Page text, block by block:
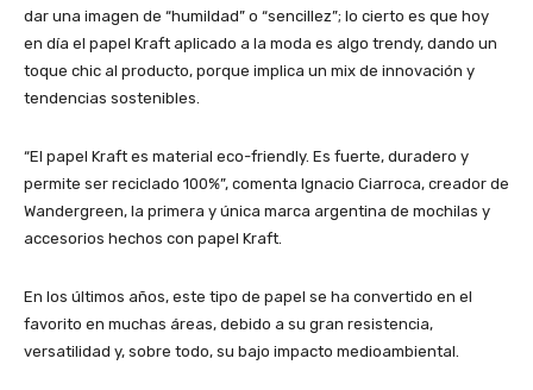
dar una imagen de “humildad” o “sencillez”; lo cierto es que hoy
en día el papel Kraft aplicado a la moda es algo trendy, dando un
toque chic al producto, porque implica un mix de innovación y
tendencias sostenibles.
“El papel Kraft es material eco-friendly. Es fuerte, duradero y
permite ser reciclado 100%”, comenta Ignacio Ciarroca, creador de
Wandergreen, la primera y única marca argentina de mochilas y
accesorios hechos con papel Kraft.
En los últimos años, este tipo de papel se ha convertido en el
favorito en muchas áreas, debido a su gran resistencia,
versatilidad y, sobre todo, su bajo impacto medioambiental.